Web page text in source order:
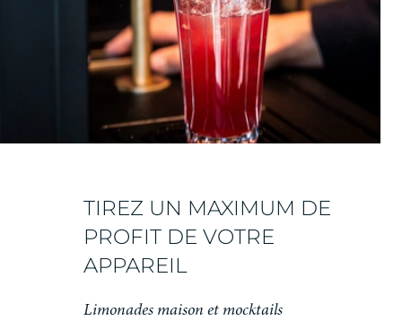
TIREZ UN MAXIMUM DE
PROFIT DE VOTRE
APPAREIL
Limonades maison et mocktails